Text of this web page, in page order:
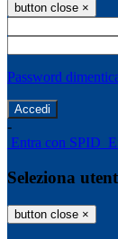
button close ×
Password
-
Entra con SPID
Seleziona
button close ×